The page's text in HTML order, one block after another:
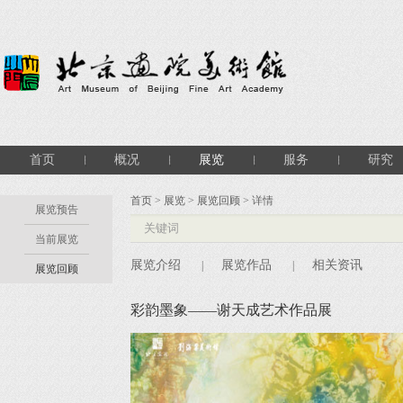
首页 概况 展览 服务 研究
展览预告
当前展览
展览回顾
首页 > 展览 > 展览回顾 > 详情
展览介绍 展览作品 相关资讯
彩韵墨象——谢天成艺术作品展